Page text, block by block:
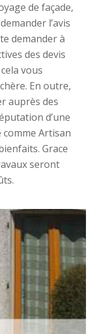
de façade,
l’avis
demander à
des devis
vous
En outre,
auprès des
d’une
Artisan
Grace
seront